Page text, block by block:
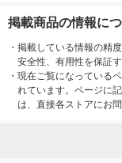
掲載商品の情報に
・ 掲載している情報の精
安全性、有用性を保証
・ 現在ご覧になっている
れています。ページに
は、直接各ストアにお